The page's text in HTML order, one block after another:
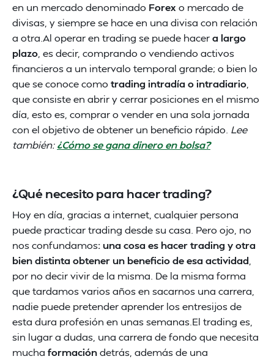
en un mercado denominado Forex o mercado de
divisas, y siempre se hace en una divisa con relación
a otra.Al operar en trading se puede hacera largo
plazo , es decir, comprando o vendiendo activos
financieros a un intervalo temporal grande; o bien lo
que se conoce como trading intradía o intradiario
que consiste en abrir y cerrar posiciones en el mismo
día, esto es, comprar o vender en una sola jornada
con el objetivo de obtener un beneficio rápido. Lee
también:¿Cómo se gana dinero en bolsa?
¿Qué necesito para hacer trading?
Hoy en día, gracias a internet, cualquier persona
puede practicar trading desde su casa. Pero ojo, no
nos confundamos: una cosa es hacer trading y otra
bien distinta obtener un beneficio de esa actividad
por no decir vivir de la misma. De la misma forma
que tardamos varios años en sacarnos una carrera,
nadie puede pretender aprender los entresijos de
esta dura profesión en unas semanas.El trading es,
sin lugar a dudas, una carrera de fondo que necesita
mucha formacióndetrás, además de una